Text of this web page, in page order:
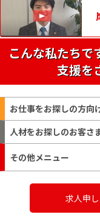
こんな私たちで
支援を
お仕事をお探しの方向
人材をお探しのお客さ
その他メニュー
求人申